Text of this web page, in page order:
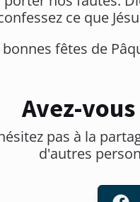
ce que
fêtes de
Avez-
pas à la
d'autres